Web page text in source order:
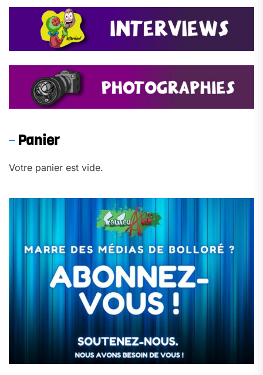
Panier
Votre panier est vide.